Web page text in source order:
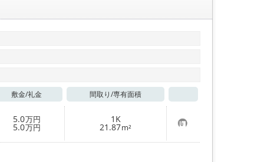
敷金/礼金 間取り/専有面積
5.0万円
5.0万円
1K
21.87m² お
気
に